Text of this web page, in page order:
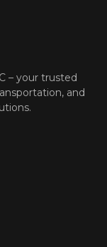
– your trusted
and